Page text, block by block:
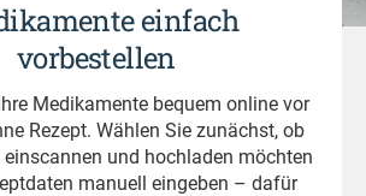
einfach
vorbestellen
Medikamente bequem online vor
Rezept. Wählen Sie zunächst, ob
einscannen und hochladen möchten
manuell eingeben – dafür